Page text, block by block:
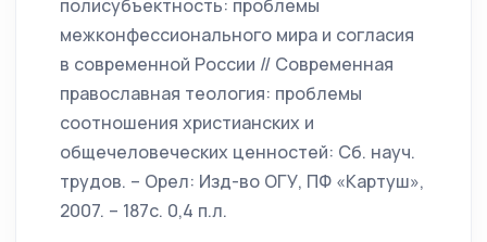
полисубъектность: проблемы
межконфессионального мира и согласия
в современной России // Современная
православная теология: проблемы
соотношения христианских и
общечеловеческих ценностей: Сб. науч.
трудов. – Орел: Изд-во ОГУ, ПФ «Картуш»,
2007. – 187с. 0,4 п.л.